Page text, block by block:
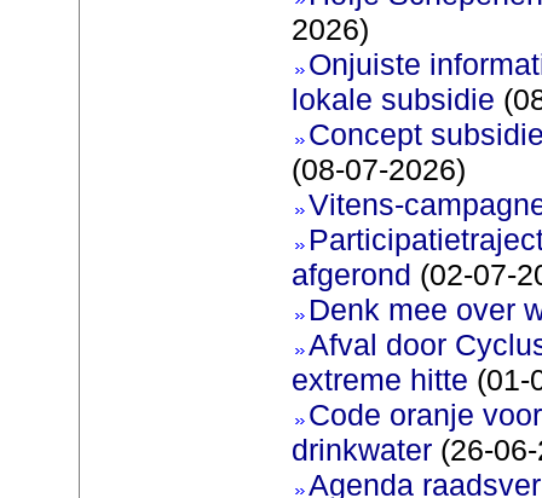
2026)
Onjuiste
lokale subsidie
Concept
(08-07-2026)
Vitens-
afgerond (02-07-
Denk mee over
Afval door
extreme hitte (01-
Code oranje
drinkwater(26-06-
Agenda